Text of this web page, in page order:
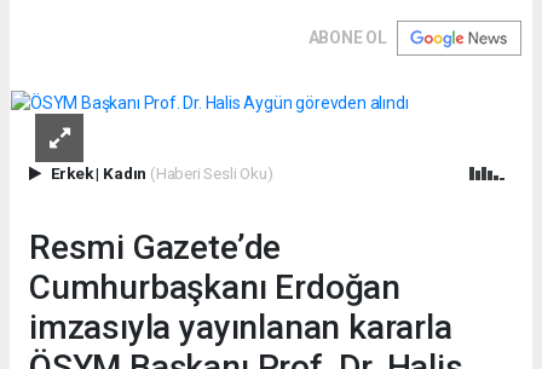
ABONE OL
Erkek| Kadın (Haberi Sesli Oku)
Resmi Gazete’de
Cumhurbaşkanı Erdoğan
imzasıyla yayınlanan kararla